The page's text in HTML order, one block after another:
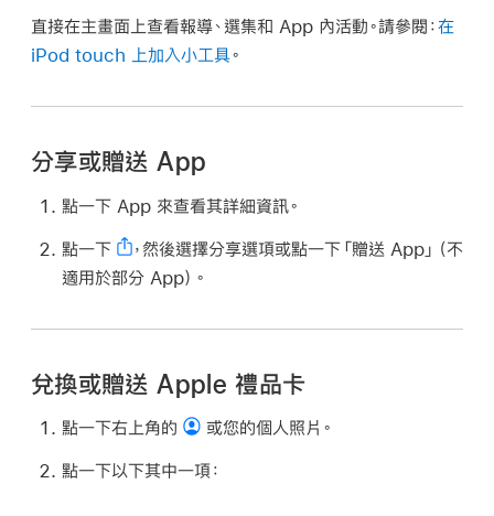
直接在主畫面上查看報導、選集和 App 內活動。請參閱：在
iPod touch 上加入小工具。
分享或贈送 App
點一下 App 來查看其詳細資訊。
點一下
，然後選擇分享選項或點一下「贈送 App」（不
適用於部分 App）。
兌換或贈送 Apple 禮品卡
點一下右上角的 或您的個人照片。
點一下以下其中一項：